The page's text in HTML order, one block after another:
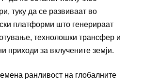
туку да се развиваат во
платформи што генерираат
технолошки трансфер и
приходи за вклучените земји.
ранливост на глобалните